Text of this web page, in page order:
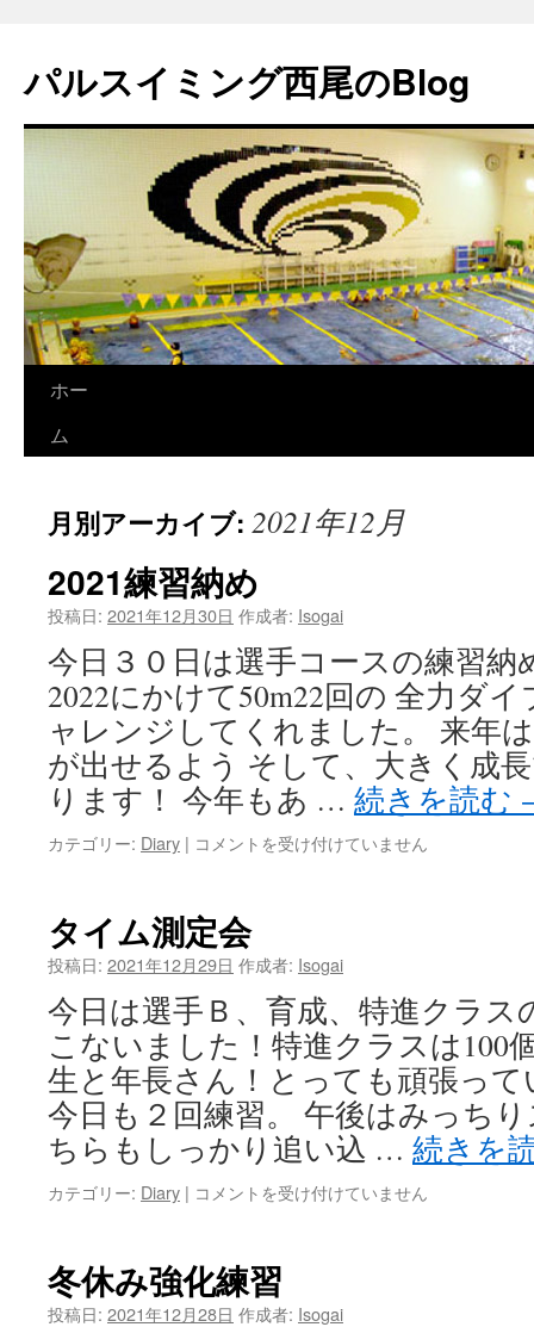
パルスイミング西尾のBlog
ツ
へ
ス
キ
ホー
ム
月別アーカイブ: 2021年12月
2021練習納め
投稿日: 2021年12月30日 作成者: Isogai
今日３０日は選手コースの練習納
2022にかけて50m22回の 全力ダ
ャレンジしてくれました。 来年
が出せるよう そして、大きく成
ります！ 今年もあ … 続きを読む
カテゴリー: Diary | 2021
納
め
は
コメントを受け付けていません
タイム測定会
投稿日: 2021年12月29日 作成者: Isogai
今日は選手Ｂ、育成、特進クラス
こないました！特進クラスは100
生と年長さん！とっても頑張っ
今日も２回練習。 午後はみっち
ちらもしっかり追い込 … 続きを
カテゴリー: Diary | タ
測
定
会
コメントを受け付けていません
冬休み強化練習
投稿日: 2021年12月28日 作成者: Isogai